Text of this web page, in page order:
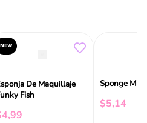
NEW
De Maquillaje
Fish
4,99
Sponge
$5,14